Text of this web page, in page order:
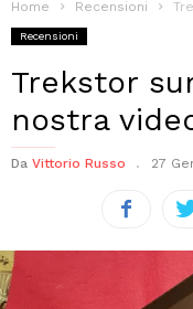
Home Recensioni
Recensioni
Trekstor
nostra
Da Vittorio Russo 27